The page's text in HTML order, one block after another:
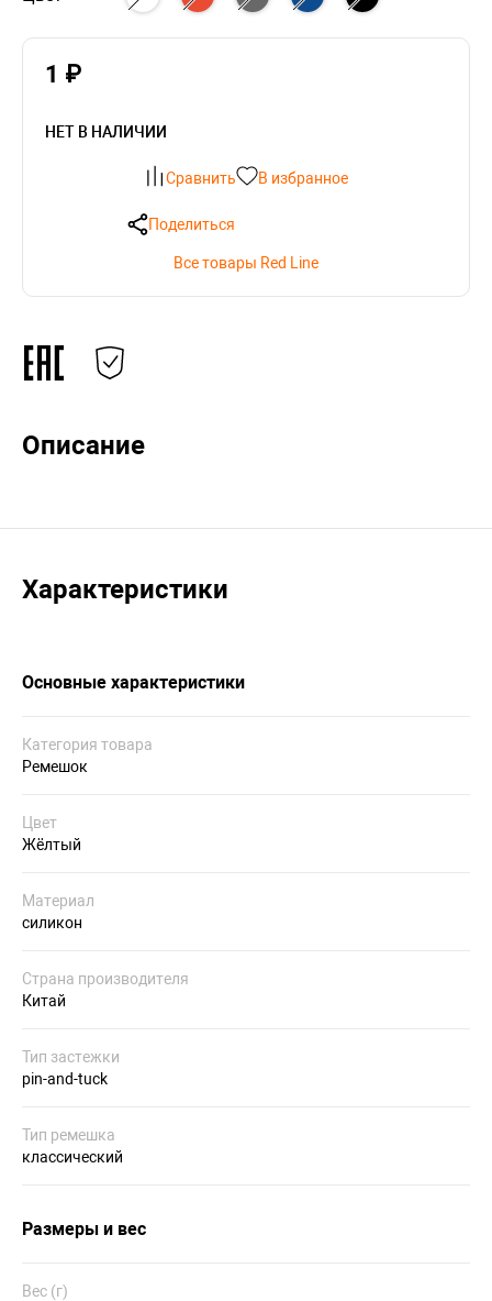
1 ₽
НЕТ В НАЛИЧИИ
Сравнить В избранное
Поделиться
Все товары Red Line
Описание
Характеристики
Основные характеристики
Категория товара
Ремешок
Цвет
Жёлтый
Материал
силикон
Страна производителя
Китай
Тип застежки
pin-and-tuck
Тип ремешка
классический
Размеры и вес
Вес (г)